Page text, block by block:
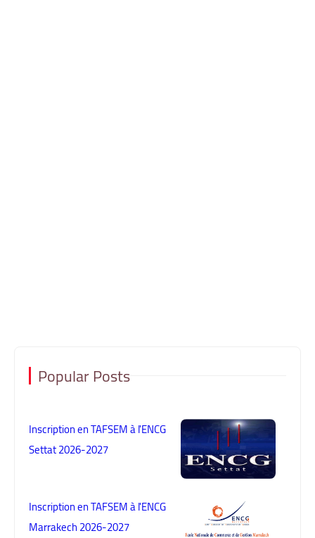
Popular Posts
Inscription en TAFSEM à l'ENCG
Settat 2026-2027
Inscription en TAFSEM à l'ENCG
Marrakech 2026-2027